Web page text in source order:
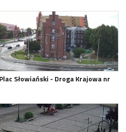
Słowiański - Droga Krajowa nr